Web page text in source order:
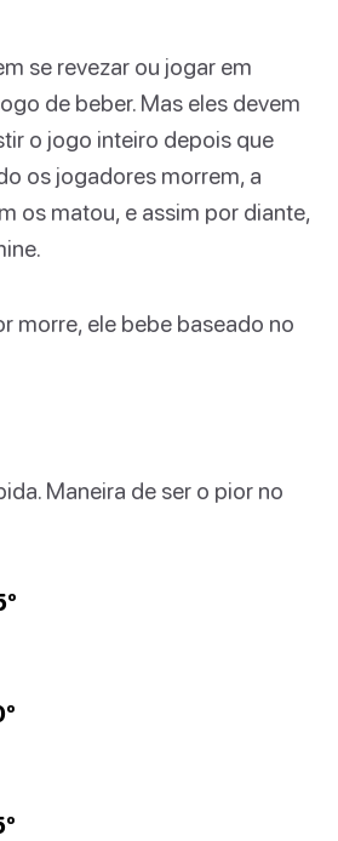
se revezar ou jogar em
de beber. Mas eles devem
o jogo inteiro depois que
os jogadores morrem, a
os matou, e assim por diante,
morre, ele bebe baseado no
Maneira de ser o pior no